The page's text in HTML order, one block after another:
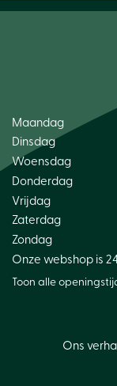
Maandag
Dinsdag
Woensdag
Donderdag
Vrijdag
Zaterdag
Zondag
Onze webshop is
Toon alle
Ons